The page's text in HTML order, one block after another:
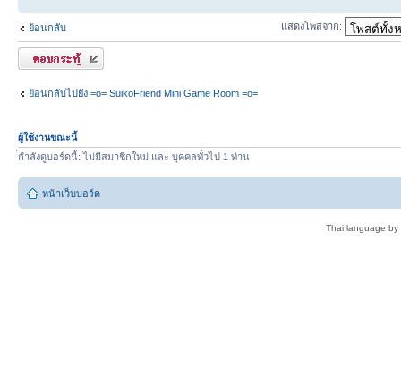
ย้อนกลับ แสดงโพสจาก:
ตอบกระทู้
ย้อนกลับไปยัง =o= SuikoFriend Mini Game Room =o=
ผู้ใช้งานขณะนี้
่กำลังดูบอร์ดนี้: ไม่มีสมาชิกใหม่ และ บุคคลทั่วไป 1 ท่าน
หน้าเว็บบอร์ด
Thai language by